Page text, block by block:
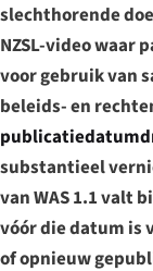
slechthorende
NZSL-video waar
voor gebruik van
beleids- en
substantieel
van WAS 1.1 valt
vóór die datum is
of opnieuw